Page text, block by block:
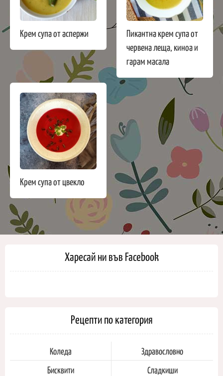
Крем супа от аспержи
Пикантна крем супа от
червена леща, киноа и
гарам масала
Крем супа от цвекло
Харесай ни във Facebook
Рецепти по категория
Коледа
Здравословно
Бисквити
Сладкиши